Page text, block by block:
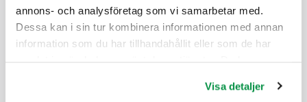
annons- och analysföretag som vi samarbetar med.
Dessa kan i sin tur kombinera informationen med annan
information som du har tillhandahållit eller som de har
inställningarna från Information om kakor (cookies)-
Visa detaljer
Lokala